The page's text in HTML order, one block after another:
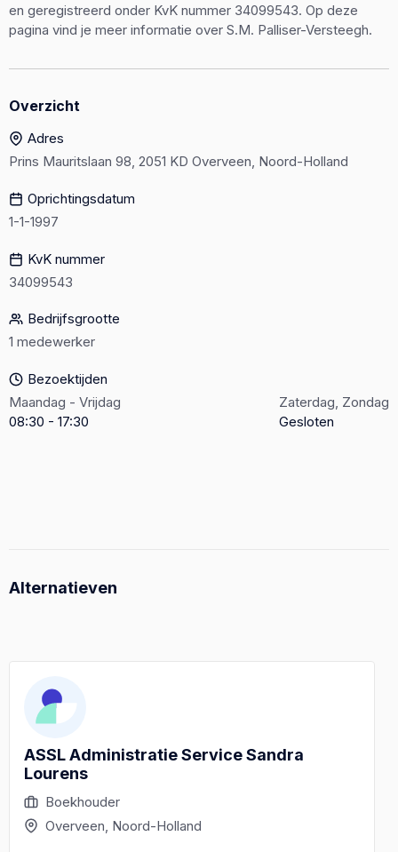
en geregistreerd onder KvK nummer 34099543. Op deze
pagina vind je meer informatie over S.M. Palliser-Versteegh.
Overzicht
Adres
Prins Mauritslaan 98, 2051 KD Overveen, Noord-Holland
Oprichtingsdatum
1-1-1997
KvK nummer
34099543
Bedrijfsgrootte
1 medewerker
Bezoektijden
Maandag - Vrijdag
08:30 - 17:30
Zaterdag, Zondag
Gesloten
Alternatieven
ASSL Administratie Service Sandra
Lourens
Boekhouder
Overveen, Noord-Holland